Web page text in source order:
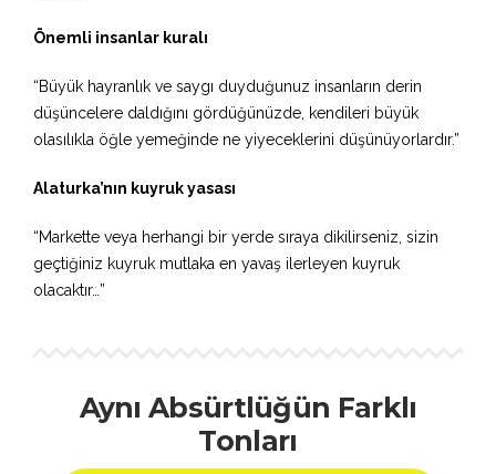
Önemli insanlar kuralı
“Büyük hayranlık ve saygı duyduğunuz insanların derin
düşüncelere daldığını gördüğünüzde, kendileri büyük
olasılıkla öğle yemeğinde ne yiyeceklerini düşünüyorlardır.”
Alaturka’nın kuyruk yasası
“Markette veya herhangi bir yerde sıraya dikilirseniz, sizin
geçtiğiniz kuyruk mutlaka en yavaş ilerleyen kuyruk
olacaktır…”
Aynı Absürtlüğün Farklı
Tonları